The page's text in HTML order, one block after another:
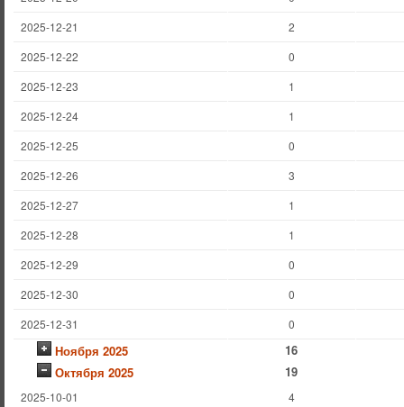
2025-12-21
2
2025-12-22
0
2025-12-23
1
2025-12-24
1
2025-12-25
0
2025-12-26
3
2025-12-27
1
2025-12-28
1
2025-12-29
0
2025-12-30
0
2025-12-31
0
Ноября 2025
16
Октября 2025
19
2025-10-01
4